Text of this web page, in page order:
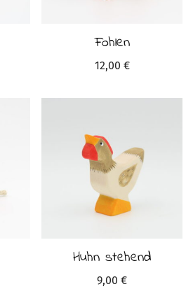
Fohlen
12,00 €
Huhn stehend
9,00 €